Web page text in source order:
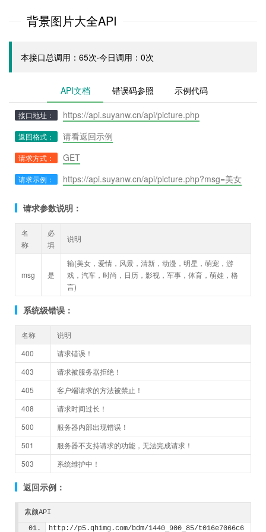
背景图片大全API
本接口总调用：65次·今日调用：0次
API文档 错误码参照 示例代码
接口地址： https://api.suyanw.cn/api/picture.php
返回格式： 请看返回示例
请求方式： GET
请求示例： https://api.suyanw.cn/api/picture.php?msg=美女
请求参数说明：
名
称
必
填
说明
msg 是
输(美女，爱情，风景，清新，动漫，明星，萌宠，游
戏，汽车，时尚，日历，影视，军事，体育，萌娃，格
言)
系统级错误：
名称
说明
400
请求错误！
403
请求被服务器拒绝！
405
客户端请求的方法被禁止！
408
请求时间过长！
500
服务器内部出现错误！
501
服务器不支持请求的功能，无法完成请求！
503
系统维护中！
返回示例：
素颜API
http://p5.qhimg.com/bdm/1440_900_85/t016e7066c6